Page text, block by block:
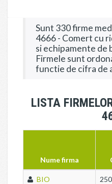
Sunt 330 firme
4666 - Comert cu
si echipamente de
Firmele sunt
functie de cifra de
LISTA
Nume firma
BIO